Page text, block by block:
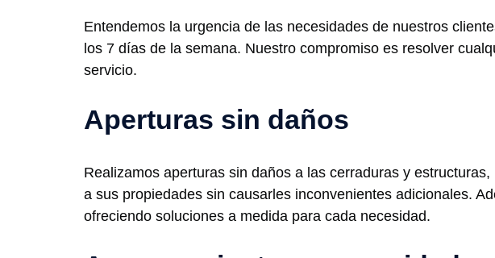
Entendemos la urgencia de las necesidades de nuestros
los 7 días de la semana. Nuestro compromiso es resolver
servicio.
Aperturas sin daños
Realizamos aperturas sin daños a las cerraduras y
a sus propiedades sin causarles inconvenientes adicionales.
ofreciendo soluciones a medida para cada necesidad.